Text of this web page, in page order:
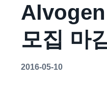
모집 마
2016-05-10